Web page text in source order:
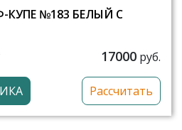
№183 БЕЛЫЙ С
17000 руб.
Рассчитать